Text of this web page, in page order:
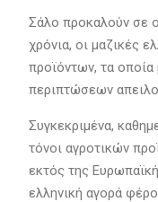
Σάλο προκαλούν σε
χρόνια, οι μαζικές
προϊόντων, τα
περιπτώσεων
Συγκεκριμένα,
τόνοι αγροτικών
εκτός της
ελληνική αγορά